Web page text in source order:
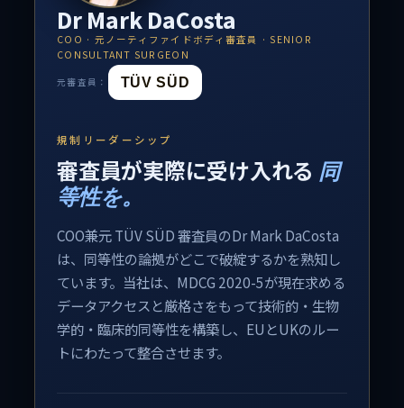
Dr Mark DaCosta
COO · 元ノーティファイドボディ審査員 · SENIOR
CONSULTANT SURGEON
元審査員： TÜV SÜD
規制リーダーシップ
審査員が実際に受け入れる 同
等性を。
COO兼元 TÜV SÜD 審査員のDr Mark DaCosta
は、同等性の論拠がどこで破綻するかを熟知し
ています。当社は、MDCG 2020-5が現在求める
データアクセスと厳格さをもって技術的・生物
学的・臨床的同等性を構築し、EUとUKのルー
トにわたって整合させます。